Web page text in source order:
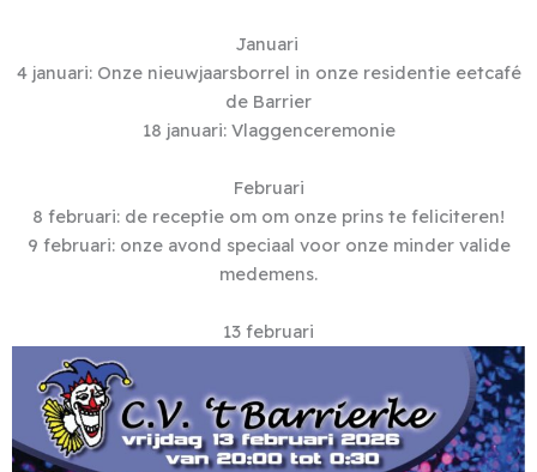
Januari
4 januari: Onze nieuwjaarsborrel in onze residentie eetcafé
de Barrier
18 januari: Vlaggenceremonie
Februari
8 februari: de receptie om om onze prins te feliciteren!
9 februari: onze avond speciaal voor onze minder valide
medemens.
13 februari